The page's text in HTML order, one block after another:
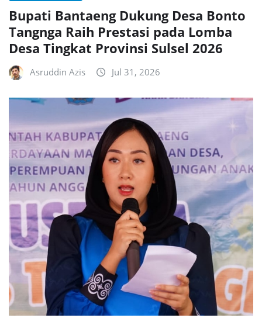
Bupati Bantaeng Dukung Desa Bonto
Tangnga Raih Prestasi pada Lomba
Desa Tingkat Provinsi Sulsel 2026
Asruddin Azis Jul 31, 2026